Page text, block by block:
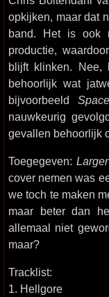
opkijken, maar dat
band. Het is ook
productie,
blijft klinken.
behoorlijk wat
bijvoorbeeld
nauwkeurig
gevallen behoorlijk
Toegegeven:
cover nemen was
we toch te maken
maar beter dan
allemaal niet
maar?
Tracklist:
1. Hellgore